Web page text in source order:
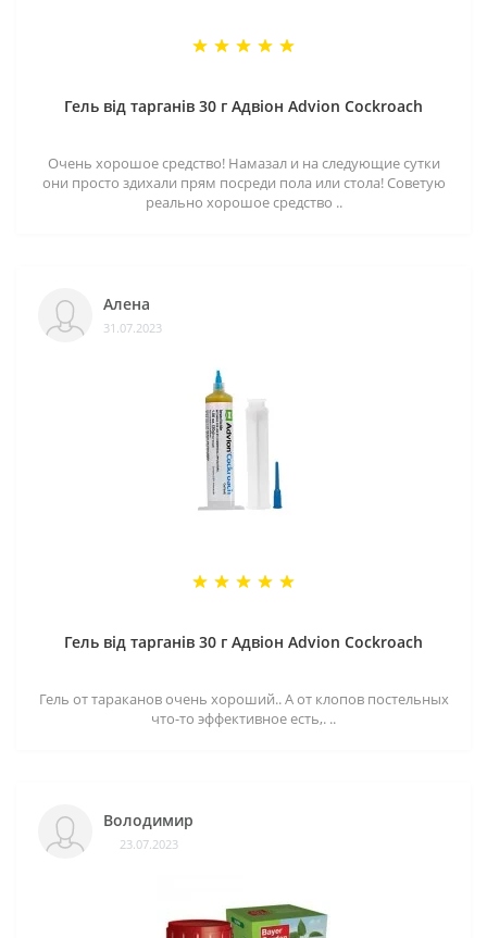
Гель від тарганів 30 г Адвіон Advion Cockroach
Очень хорошое средство! Намазал и на следующие сутки
они просто здихали прям посреди пола или стола! Советую
реально хорошое средство ..
Алена
31.07.2023
Гель від тарганів 30 г Адвіон Advion Cockroach
Гель от тараканов очень хороший.. А от клопов постельных
что-то эффективное есть,. ..
Володимир
23.07.2023